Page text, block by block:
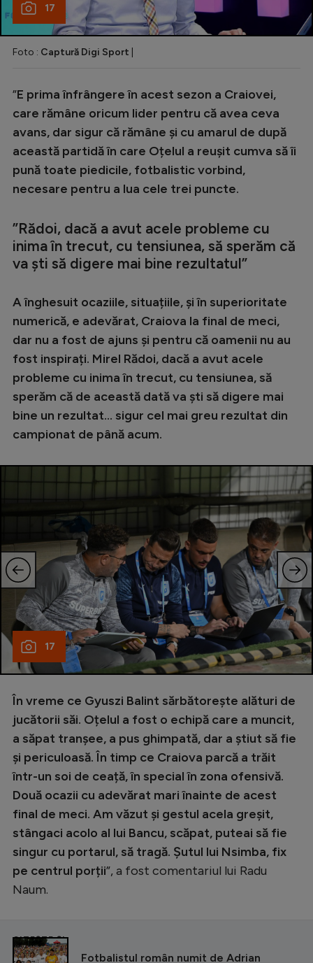
17
Foto : Captură Digi Sport
”E prima înfrângere în acest sezon a Craiovei,
care rămâne oricum lider pentru că avea ceva
avans, dar sigur că rămâne și cu amarul de după
această partidă în care Oțelul a reușit cumva să îi
pună toate piedicile, fotbalistic vorbind,
necesare pentru a lua cele trei puncte.
”Rădoi, dacă a avut acele probleme cu
inima în trecut, cu tensiunea, să sperăm că
va ști să digere mai bine rezultatul”
A înghesuit ocaziile, situațiile, și în superioritate
numerică, e adevărat, Craiova la final de meci,
dar nu a fost de ajuns și pentru că oamenii nu au
fost inspirați. Mirel Rădoi, dacă a avut acele
probleme cu inima în trecut, cu tensiunea, să
sperăm că de această dată va ști să digere mai
bine un rezultat... sigur cel mai greu rezultat din
campionat de până acum.
17
În vreme ce Gyuszi Balint sărbătorește alături de
jucătorii săi. Oțelul a fost o echipă care a muncit,
a săpat tranșee, a pus ghimpată, dar a știut să fie
și periculoasă. În timp ce Craiova parcă a trăit
într-un soi de ceață, în special în zona ofensivă.
Două ocazii cu adevărat mari înainte de acest
final de meci. Am văzut și gestul acela greșit,
stângaci acolo al lui Bancu, scăpat, puteai să fie
singur cu portarul, să tragă. Șutul lui Nsimba, fix
pe centrul porții”, a fost comentariul lui Radu
Naum.
CITEȘTE ȘI
Fotbalistul român numit de Adrian